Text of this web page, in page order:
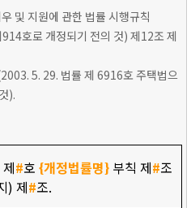
및 지원에 관한 법률 시행규칙
호로 개정되기 전의 것) 제12조 제
5. 29. 법률 제 6916호 주택법으
).
#호 {개정법률명}부칙 제#조
) 제#조.